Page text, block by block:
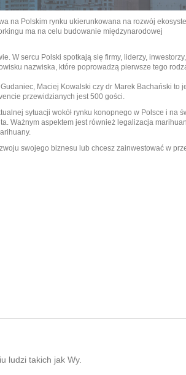
na Polskim rynku ukierunkowana na rozwój
ma na celu budowanie międzynarodowej
W sercu Polski spotkają się firmy, liderzy, inwestorzy,
nazwiska, które poprowadzą pierwsze tego
Maciej Kowalski czy dr Marek Bachański to
przewidzianych jest 500 gości.
sytuacji wokół rynku konopnego w Polsce i na
Ważnym aspektem jest również legalizacja
swojego biznesu lub chcesz zainwestować w
ludzi takich jak Wy.